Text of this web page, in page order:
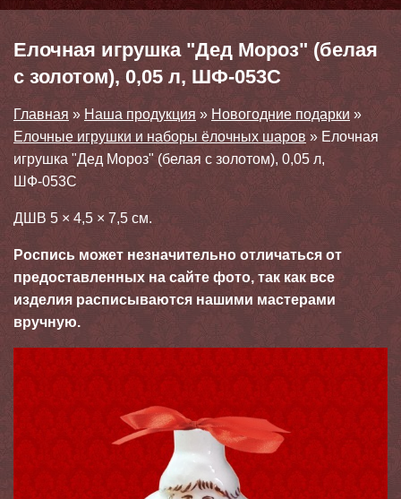
Елочная игрушка "Дед Мороз" (белая
с золотом), 0,05 л, ШФ-053С
Главная » Наша продукция » Новогодние подарки »
Елочные игрушки и наборы ёлочных шаров » Елочная
игрушка "Дед Мороз" (белая с золотом), 0,05 л,
ШФ-053С
ДШВ 5 × 4,5 × 7,5 см.
Роспись может незначительно отличаться от
предоставленных на сайте фото, так как все
изделия расписываются нашими мастерами
вручную.